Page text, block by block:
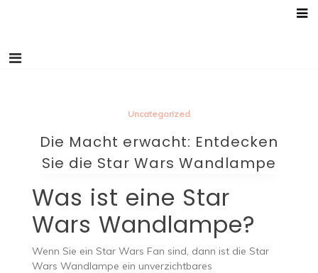
Uncategorized
Die Macht erwacht: Entdecken
Sie die Star Wars Wandlampe
Was ist eine Star
Wars Wandlampe?
Wenn Sie ein Star Wars Fan sind, dann ist die Star
Wars Wandlampe ein unverzichtbares